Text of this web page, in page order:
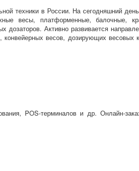
техники в России. На сегодняшний
весы, платформенные, балочные,
Активно развивается
конвейерных весов, дозирующих
POS-терминалов и др. Онлайн-